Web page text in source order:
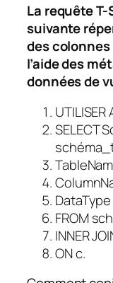
La requête T-
suivante
des
l’aide des
données de
SELECT
FROM
INNER
ON c.